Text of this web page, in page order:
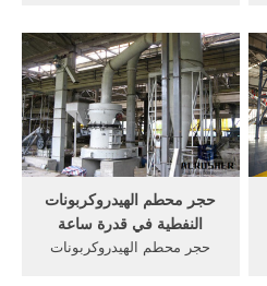
النفطية الفك محطم سعر في
ولاية أوريسامصر, التعدين 200
الهيدروكربونات النفطية محطة
كسارة الحجر، وسحق وطحن
تطبيق الحجر حجر محطم آفاق
A crusher is a ...
حجر محطم الهيدروكربونات
النفطية في قدرة ساعة
حجر محطم الهيدروكربونات